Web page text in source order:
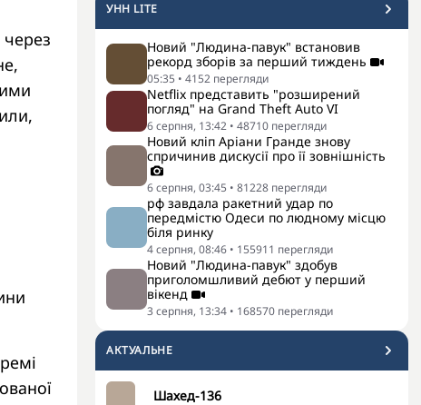
УНН LITE
Новий "Людина-павук" встановив
рекорд зборів за перший тиждень
05:35 • 4152 перегляди
Netflix представить "розширений
погляд" на Grand Theft Auto VI
6 серпня, 13:42 • 48710 перегляди
Новий кліп Аріани Гранде знову
спричинив дискусії про її зовнішність
6 серпня, 03:45 • 81228 перегляди
рф завдала ракетний удар по
передмістю Одеси по людному місцю
біля ринку
4 серпня, 08:46 • 155911 перегляди
Новий "Людина-павук" здобув
приголомшливий дебют у перший
вікенд
3 серпня, 13:34 • 168570 перегляди
АКТУАЛЬНЕ
Шахед-136